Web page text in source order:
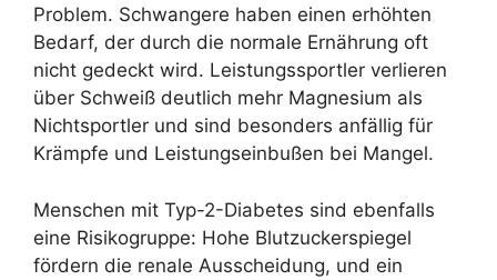
Problem. Schwangere haben einen erhöhten
Bedarf, der durch die normale Ernährung oft
nicht gedeckt wird. Leistungssportler verlieren
über Schweiß deutlich mehr Magnesium als
Nichtsportler und sind besonders anfällig für
Krämpfe und Leistungseinbußen bei Mangel.
Menschen mit Typ-2-Diabetes sind ebenfalls
eine Risikogruppe: Hohe Blutzuckerspiegel
fördern die renale Ausscheidung, und ein